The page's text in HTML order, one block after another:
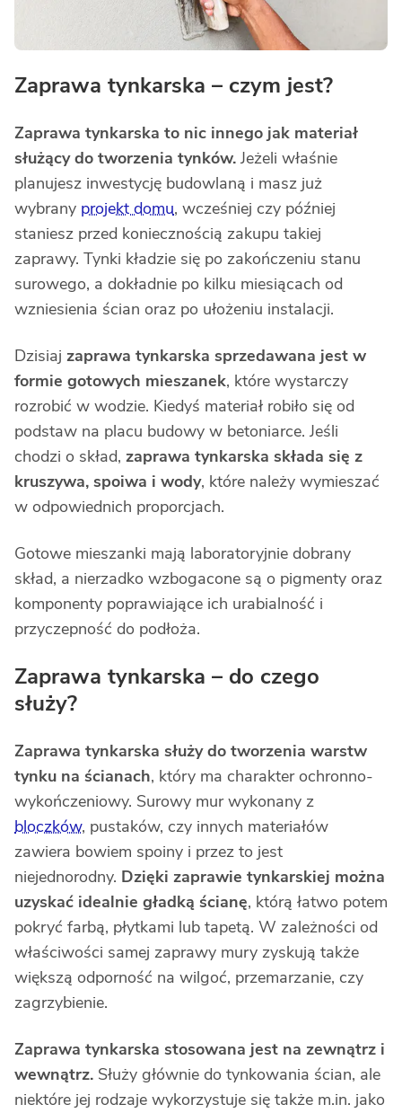
Zaprawa tynkarska – czym jest?
Zaprawa tynkarska to nic innego jak materiał
służący do tworzenia tynków. Jeżeli właśnie
planujesz inwestycję budowlaną i masz już
wybrany projekt domu, wcześniej czy później
staniesz przed koniecznością zakupu takiej
zaprawy. Tynki kładzie się po zakończeniu stanu
surowego, a dokładnie po kilku miesiącach od
wzniesienia ścian oraz po ułożeniu instalacji.
Dzisiaj zaprawa tynkarska sprzedawana jest w
formie gotowych mieszanek, które wystarczy
rozrobić w wodzie. Kiedyś materiał robiło się od
podstaw na placu budowy w betoniarce. Jeśli
chodzi o skład, zaprawa tynkarska składa się z
kruszywa, spoiwa i wody, które należy wymieszać
w odpowiednich proporcjach.
Gotowe mieszanki mają laboratoryjnie dobrany
skład, a nierzadko wzbogacone są o pigmenty oraz
komponenty poprawiające ich urabialność i
przyczepność do podłoża.
Zaprawa tynkarska – do czego
służy?
Zaprawa tynkarska służy do tworzenia warstw
tynku na ścianach, który ma charakter ochronno-
wykończeniowy. Surowy mur wykonany z
bloczków, pustaków, czy innych materiałów
zawiera bowiem spoiny i przez to jest
niejednorodny. Dzięki zaprawie tynkarskiej można
uzyskać idealnie gładką ścianę, którą łatwo potem
pokryć farbą, płytkami lub tapetą. W zależności od
właściwości samej zaprawy mury zyskują także
większą odporność na wilgoć, przemarzanie, czy
zagrzybienie.
Zaprawa tynkarska stosowana jest na zewnątrz i
wewnątrz. Służy głównie do tynkowania ścian, ale
niektóre jej rodzaje wykorzystuje się także m.in. jako